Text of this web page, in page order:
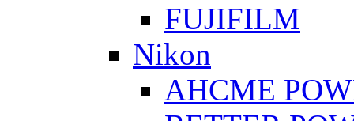
FUJIFILM
Nikon
AHCME